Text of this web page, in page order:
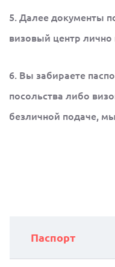
5. Далее документы
визовый центр
6. Вы забираете
посольства либо
безличной подаче,
Паспорт